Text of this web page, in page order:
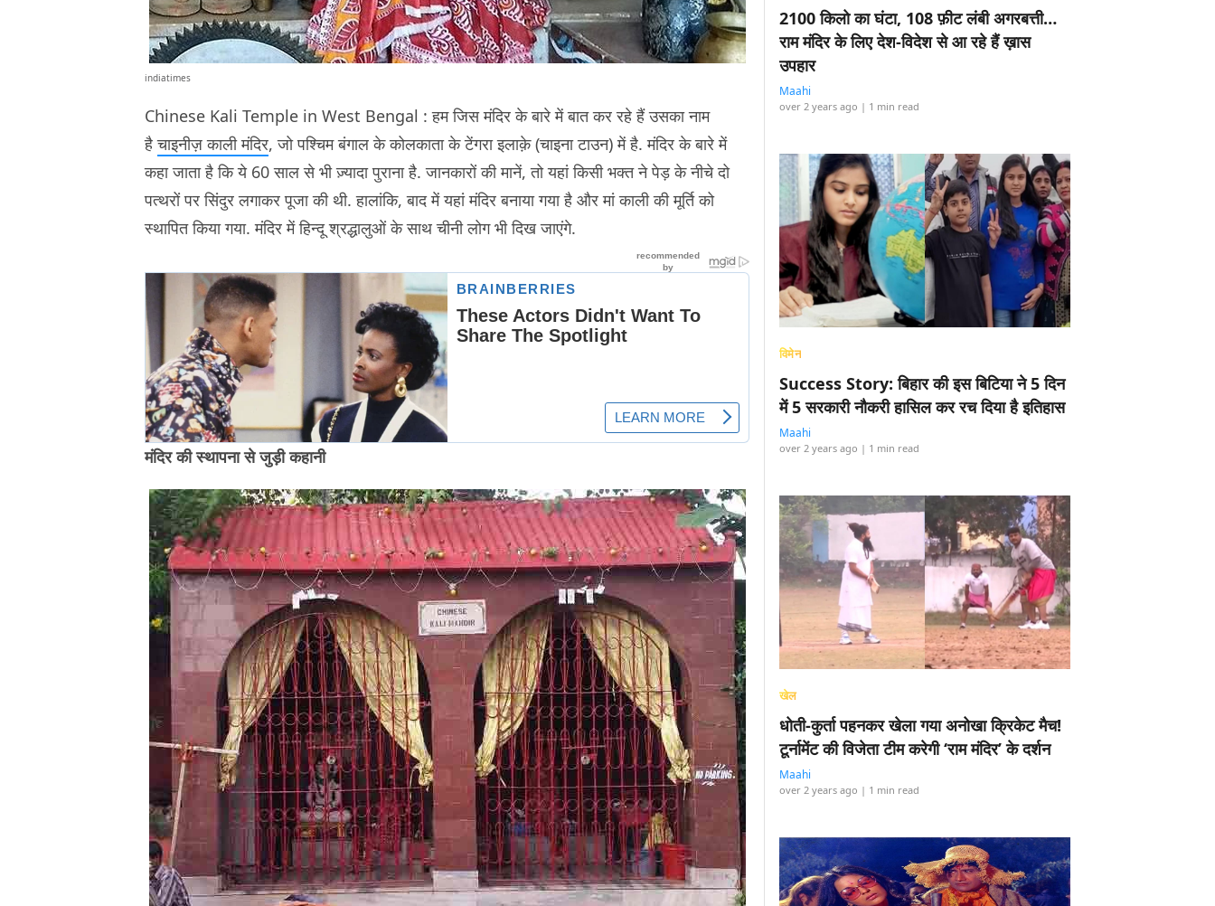
indiatimes
Chinese Kali Temple in West Bengal : हम जिस मंदिर के बारे में बात कर रहे हैं उसका नाम
हैचाइनीज़ काली मंदिर, जो पश्चिम बंगाल के कोलकाता के टेंगरा इलाक़े (चाइना टाउन) में है. मंदिर के बारे में
कहा जाता है कि ये 60 साल से भी ज़्यादा पुराना है. जानकारों की मानें, तो यहां किसी भक्त ने पेड़ के नीचे दो
पत्थरों पर सिंदुर लगाकर पूजा की थी. हालांकि, बाद में यहां मंदिर बनाया गया है और मां काली की मूर्ति को
स्थापित किया गया. मंदिर में हिन्दू श्रद्धालुओं के साथ चीनी लोग भी दिख जाएंगे.
मंदिर की स्थापना से जुड़ी कहानी
2100 किलो का घंटा, 108 फ़ीट लंबी अगरबत्ती…
राम मंदिर के लिए देश-विदेश से आ रहे हैं ख़ास
उपहार
Maahi
over 2 years ago | 1 min read
विमेन
Success Story: बिहार की इस बिटिया ने 5 दिन
में 5 सरकारी नौकरी हासिल कर रच दिया है इतिहास
Maahi
over 2 years ago | 1 min read
खेल
धोती-कुर्ता पहनकर खेला गया अनोखा क्रिकेट मैच!
टूर्नामेंट की विजेता टीम करेगी ‘राम मंदिर’ के दर्शन
Maahi
over 2 years ago | 1 min read